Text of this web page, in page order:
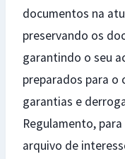
documentos na
preservando os
garantindo o seu
preparados para
garantias e
Regulamento,
arquivo de